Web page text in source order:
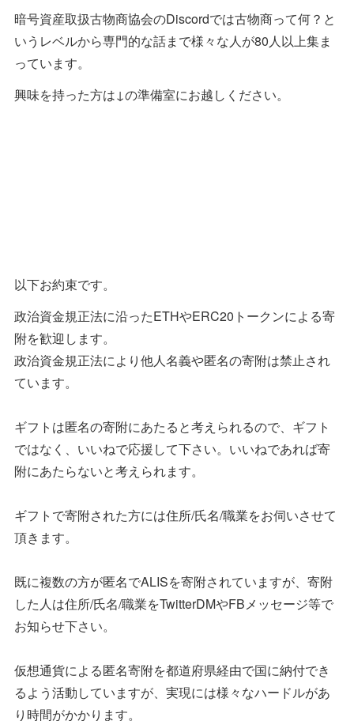
暗号資産取扱古物商協会のDiscordでは古物商って何？と
いうレベルから専門的な話まで様々な人が80人以上集ま
っています。
興味を持った方は↓の準備室にお越しください。
以下お約束です。
政治資金規正法に沿ったETHやERC20トークンによる寄
附を歓迎します。
政治資金規正法により他人名義や匿名の寄附は禁止され
ています。
ギフトは匿名の寄附にあたると考えられるので、ギフト
ではなく、いいねで応援して下さい。いいねであれば寄
附にあたらないと考えられます。
ギフトで寄附された方には住所/氏名/職業をお伺いさせて
頂きます。
既に複数の方が匿名でALISを寄附されていますが、寄附
した人は住所/氏名/職業をTwitterDMやFBメッセージ等で
お知らせ下さい。
仮想通貨による匿名寄附を都道府県経由で国に納付でき
るよう活動していますが、実現には様々なハードルがあ
り時間がかかります。